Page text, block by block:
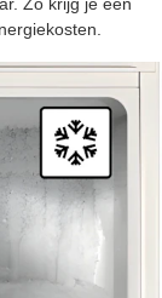
Zo krijg je een